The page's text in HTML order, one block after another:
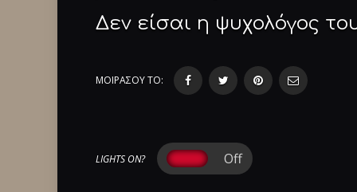
Δεν είσαι η ψυχολόγος
ΜΟΙΡΑΣΟΥ ΤΟ:
LIGHTS ON?